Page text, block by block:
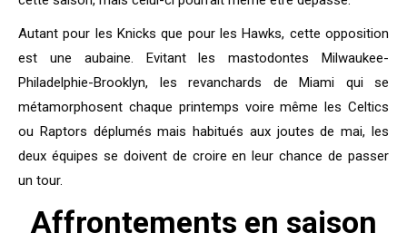
Autant pour les Knicks que pour les Hawks, cette opposition
est une aubaine. Evitant les mastodontes Milwaukee-
Philadelphie-Brooklyn, les revanchards de Miami qui se
métamorphosent chaque printemps voire même les Celtics
ou Raptors déplumés mais habitués aux joutes de mai, les
deux équipes se doivent de croire en leur chance de passer
un tour.
Affrontements en saison